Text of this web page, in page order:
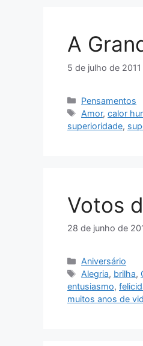
A
5 de julho de 2011
Categorias
Pensamentos
Tags
Amor,calor
superioridade,
Votos
28 de junho de
Categorias
Aniversário
Tags
Alegria, brilha,
entusiasmo,
muitos anos de